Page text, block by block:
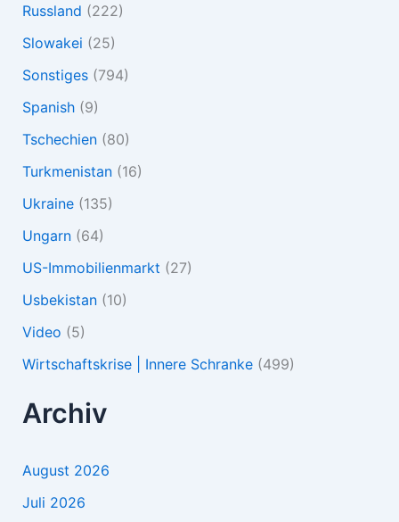
Russland (222)
Slowakei (25)
Sonstiges(794)
Spanish(9)
Tschechien(80)
Turkmenistan(16)
Ukraine(135)
Ungarn(64)
US-Immobilienmarkt (27)
Usbekistan(10)
Video (5)
Wirtschaftskrise | Innere Schranke(499)
Archiv
August 2026
Juli 2026